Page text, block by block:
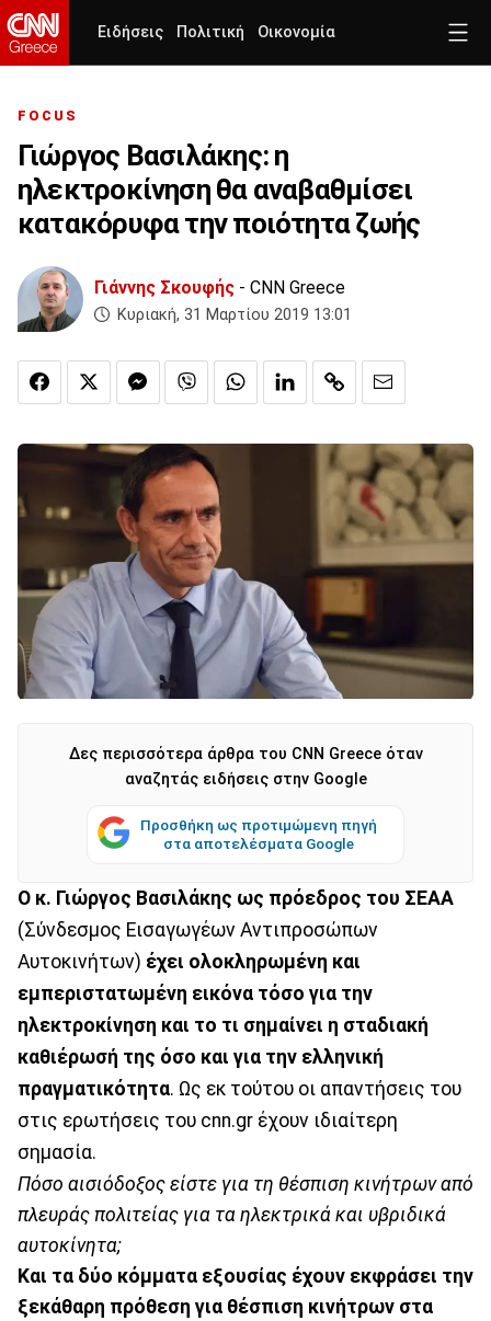
Ειδήσεις Πολιτική Οικονομία
FOCUS
Γιώργος Βασιλάκης: η
ηλεκτροκίνηση θα αναβαθμίσει
κατακόρυφα την ποιότητα ζωής
Γιάννης Σκουφής - CNN Greece
Κυριακή, 31 Μαρτίου 2019 13:01
Δες περισσότερα άρθρα του CNN Greece όταν
αναζητάς ειδήσεις στην Google
Προσθήκη ως προτιμώμενη πηγή
στα αποτελέσματα Google
Ο κ. Γιώργος Βασιλάκης ως πρόεδρος του ΣΕΑΑ
(Σύνδεσμος Εισαγωγέων Αντιπροσώπων
Αυτοκινήτων) έχει ολοκληρωμένη και
εμπεριστατωμένη εικόνα τόσο για την
ηλεκτροκίνηση και το τι σημαίνει η σταδιακή
καθιέρωσή της όσο και για την ελληνική
πραγματικότητα. Ως εκ τούτου οι απαντήσεις του
στις ερωτήσεις του cnn.gr έχουν ιδιαίτερη
σημασία.
Πόσο αισιόδοξος είστε για τη θέσπιση κινήτρων από
πλευράς πολιτείας για τα ηλεκτρικά και υβριδικά
αυτοκίνητα;
Και τα δύο κόμματα εξουσίας έχουν εκφράσει την
ξεκάθαρη πρόθεση για θέσπιση κινήτρων στα